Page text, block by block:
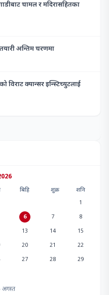
चामल र मदिरासहितका
अन्तिम चरणमा
बिहि शुक्र
शनि
1
6 7
8
13 14
15
20 21
22
27 28
29
अगस्त